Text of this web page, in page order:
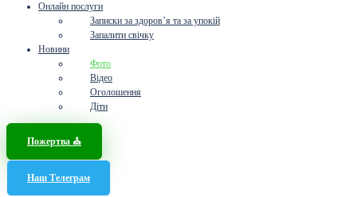
Онлайн послуги
Записки за здоров’я та за упокій
Запалити свічку
Новини
Фото
Відео
Оголошення
Діти
Пожертва ⛪️
Наш Телеграм